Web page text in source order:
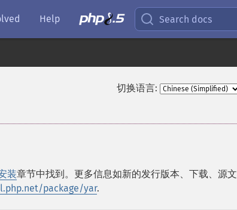
Help Search docs
切换语言:
装章节中找到。更多信息如新的发行版本、下载、源文
package/yar.